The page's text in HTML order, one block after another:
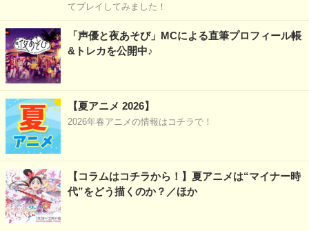
てプレイしてみました！
「声優と夜あそび」MCによる直筆プロフィール帳
&トレカを公開中♪
【夏アニメ 2026】
2026年春アニメの情報はコチラで！
【コラムはコチラから！】夏アニメは“マイナー時
代”をどう描くのか？／ほか